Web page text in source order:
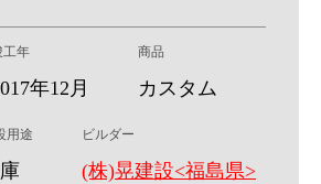
工年
年12月
商品
カスタム
用途 ビルダー
(株)晃建設<福島県>